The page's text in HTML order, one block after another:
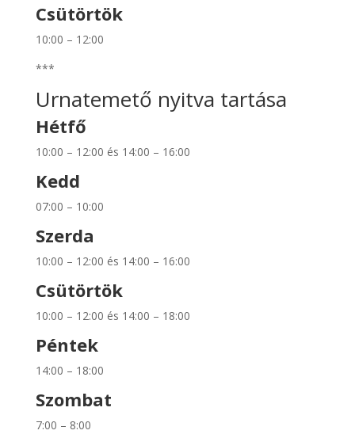
Csütörtök
10:00 – 12:00
***
Urnatemető nyitva tartása
Hétfő
10:00 – 12:00 és 14:00 – 16:00
Kedd
07:00 – 10:00
Szerda
10:00 – 12:00 és 14:00 – 16:00
Csütörtök
10:00 – 12:00 és 14:00 – 18:00
Péntek
14:00 – 18:00
Szombat
7:00 – 8:00